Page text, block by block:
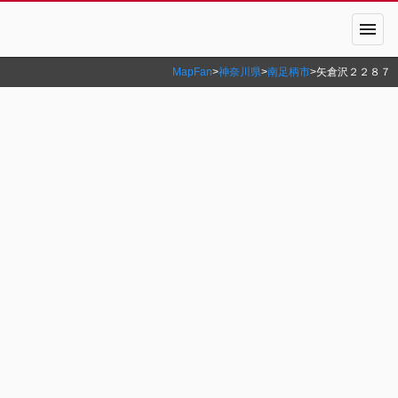
menu
MapFan>神奈川県>南足柄市>矢倉沢２２８７